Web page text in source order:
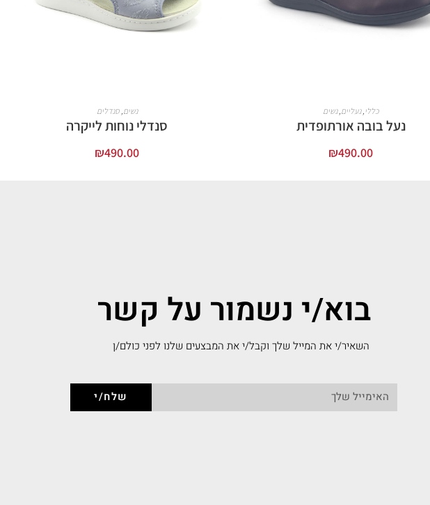
כללי ,נעליים,נשים
נעל בובה אורתופדית
₪490.00
נשים,סנדלים
סנדלי נוחות לייקרה
₪490.00
בוא/י נשמור על קשר
השאיר/י את המייל שלך וקבל/י את המבצעים שלנו לפני כולם/ן
שלח/י